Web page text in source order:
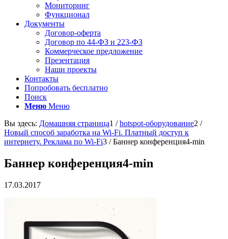
Мониторинг
Функционал
Документы
Договор-оферта
Договор по 44-ФЗ и 223-ФЗ
Коммерческое предложение
Презентация
Наши проекты
Контакты
Попробовать бесплатно
Поиск
Меню Меню
Вы здесь: Домашняя страница1 / hotspot-оборудование2 /
Новый способ заработка на Wi-Fi. Платный доступ к
интернету. Реклама по Wi-Fi3 / Баннер конференция4-min
Баннер конференция4-min
17.03.2017